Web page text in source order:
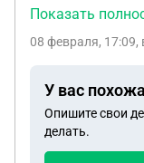
живет в
Договор 1 на
банковской карте. Забор
присутствии
наличными деньгами. В
Показать
08 февраля, 17:09,
У вас
Опишите свои
делать.